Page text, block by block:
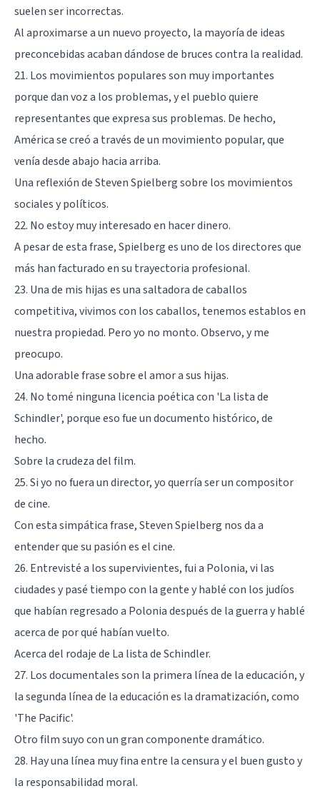
suelen ser incorrectas.
Al aproximarse a un nuevo proyecto, la mayoría de ideas
preconcebidas acaban dándose de bruces contra la realidad.
21. Los movimientos populares son muy importantes
porque dan voz a los problemas, y el pueblo quiere
representantes que expresa sus problemas. De hecho,
América se creó a través de un movimiento popular, que
venía desde abajo hacia arriba.
Una reflexión de Steven Spielberg sobre los movimientos
sociales y políticos.
22. No estoy muy interesado en hacer dinero.
A pesar de esta frase, Spielberg es uno de los directores que
más han facturado en su trayectoria profesional.
23. Una de mis hijas es una saltadora de caballos
competitiva, vivimos con los caballos, tenemos establos en
nuestra propiedad. Pero yo no monto. Observo, y me
preocupo.
Una adorable frase sobre el amor a sus hijas.
24. No tomé ninguna licencia poética con 'La lista de
Schindler', porque eso fue un documento histórico, de
hecho.
Sobre la crudeza del film.
25. Si yo no fuera un director, yo querría ser un compositor
de cine.
Con esta simpática frase, Steven Spielberg nos da a
entender que su pasión es el cine.
26. Entrevisté a los supervivientes, fui a Polonia, vi las
ciudades y pasé tiempo con la gente y hablé con los judíos
que habían regresado a Polonia después de la guerra y hablé
acerca de por qué habían vuelto.
Acerca del rodaje de La lista de Schindler.
27. Los documentales son la primera línea de la educación, y
la segunda línea de la educación es la dramatización, como
'The Pacific'.
Otro film suyo con un gran componente dramático.
28. Hay una línea muy fina entre la censura y el buen gusto y
la responsabilidad moral.